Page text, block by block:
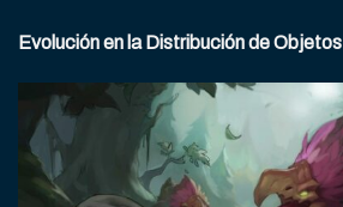
Evolución en la Distribución de Objetos